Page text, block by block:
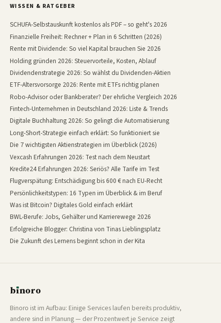
WISSEN & RATGEBER
SCHUFA-Selbstauskunft kostenlos als PDF – so geht's 2026
Finanzielle Freiheit: Rechner + Plan in 6 Schritten (2026)
Rente mit Dividende: So viel Kapital brauchen Sie 2026
Holding gründen 2026: Steuervorteile, Kosten, Ablauf
Dividendenstrategie 2026: So wählst du Dividenden-Aktien
ETF-Altersvorsorge 2026: Rente mit ETFs richtig planen
Robo-Advisor oder Bankberater? Der ehrliche Vergleich 2026
Fintech-Unternehmen in Deutschland 2026: Liste & Trends
Digitale Buchhaltung 2026: So gelingt die Automatisierung
Long-Short-Strategie einfach erklärt: So funktioniert sie
Die 7 wichtigsten Aktienstrategien im Überblick (2026)
Vexcash Erfahrungen 2026: Test nach dem Neustart
Kredite24 Erfahrungen 2026: Seriös? Alle Tarife im Test
Flugverspätung: Entschädigung bis 600 € nach EU-Recht
Persönlichkeitstypen: 16 Typen im Überblick & im Beruf
Was ist Bitcoin? Digitales Gold einfach erklärt
BWL-Berufe: Jobs, Gehälter und Karrierewege 2026
Erfolgreiche Blogger: Christina von Tinas Lieblingsplatz
Die Zukunft des Lernens beginnt schon in der Kita
bınoro
Binoro ist im Aufbau: Einige Services laufen bereits produktiv,
andere sind in Planung — der Prozentwert je Service zeigt